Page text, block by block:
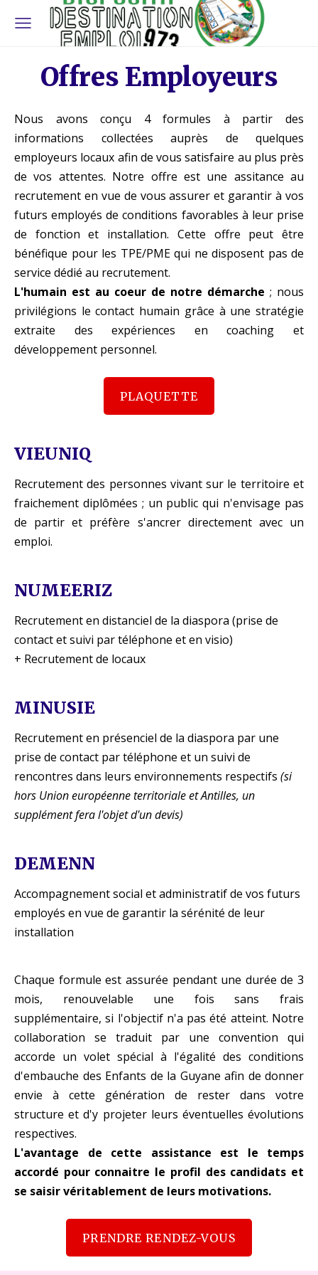
Offres Employeurs
Nous avons conçu 4 formules à partir des
informations collectées auprès de quelques
employeurs locaux afin de vous satisfaire au plus près
de vos attentes. Notre offre est une assitance au
recrutement en vue de vous assurer et garantir à vos
futurs employés de conditions favorables à leur prise
de fonction et installation. Cette offre peut être
bénéfique pour les TPE/PME qui ne disposent pas de
service dédié au recrutement.
L'humain est au coeur de notre démarche ; nous
privilégions le contact humain grâce à une stratégie
extraite des expériences en coaching et
développement personnel.
PLAQUETTE
VIEUNIQ
Recrutement des personnes vivant sur le territoire et
fraichement diplômées ; un public qui n'envisage pas
de partir et préfère s'ancrer directement avec un
emploi.
NUMEERIZ
Recrutement en distanciel de la diaspora (prise de
contact et suivi par téléphone et en visio)
+ Recrutement de locaux
MINUSIE
Recrutement en présenciel de la diaspora par une
prise de contact par téléphone et un suivi de
rencontres dans leurs environnements respectifs (si
hors Union européenne territoriale et Antilles, un
supplément fera l'objet d'un devis)
DEMENN
Accompagnement social et administratif de vos futurs
employés en vue de garantir la sérénité de leur
installation
Chaque formule est assurée pendant une durée de 3
mois, renouvelable une fois sans frais
supplémentaire, si l'objectif n'a pas été atteint. Notre
collaboration se traduit par une convention qui
accorde un volet spécial à l'égalité des conditions
d'embauche des Enfants de la Guyane afin de donner
envie à cette génération de rester dans votre
structure et d'y projeter leurs éventuelles évolutions
respectives.
L'avantage de cette assistance est le temps
accordé pour connaitre le profil des candidats et
se saisir véritablement de leurs motivations.
PRENDRE RENDEZ-VOUS